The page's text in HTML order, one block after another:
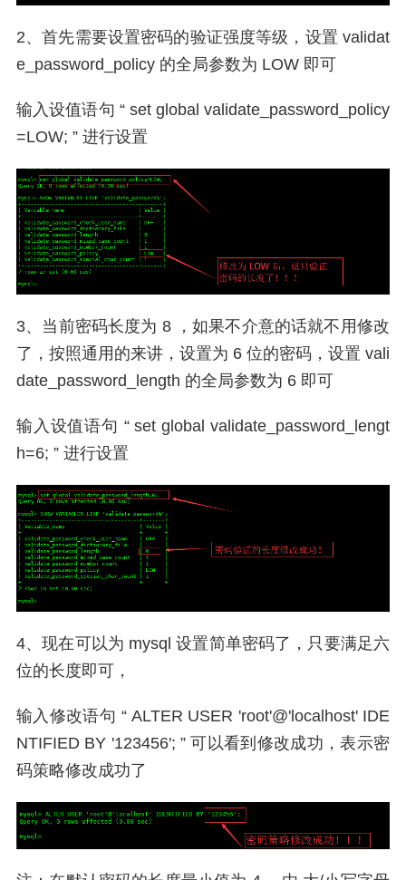
2、首先需要设置密码的验证强度等级，设置 validat
e_password_policy 的全局参数为 LOW 即可
输入设值语句 “ set global validate_password_policy
=LOW; ” 进行设置
3、当前密码长度为 8 ，如果不介意的话就不用修改
了，按照通用的来讲，设置为 6 位的密码，设置 vali
date_password_length 的全局参数为 6 即可
输入设值语句 “ set global validate_password_lengt
h=6; ” 进行设置
4、现在可以为 mysql 设置简单密码了，只要满足六
位的长度即可，
输入修改语句 “ ALTER USER 'root'@'localhost' IDE
NTIFIED BY '123456'; ” 可以看到修改成功，表示密
码策略修改成功了